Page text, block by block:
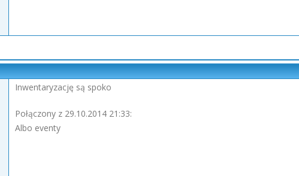
Inwentaryzację są spoko
Połączony z 29.10.2014 21:33:
Albo eventy